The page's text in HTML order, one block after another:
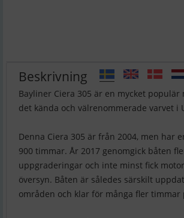
Beskrivning
Bayliner Ciera 305 är en mycket
det kända och välrenommerade varvet i
Denna Ciera 305 är från 2004, men har
900 timmar. År 2017 genomgick båten
uppgraderingar och inte minst fick
översyn. Båten är således särskilt
områden och klar för många fler timmar